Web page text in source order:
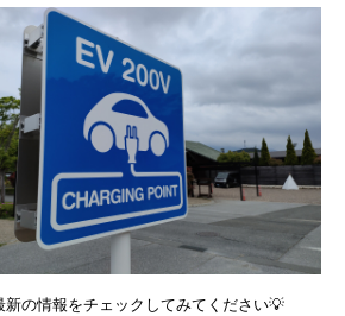
の情報をチェックしてみてください💡